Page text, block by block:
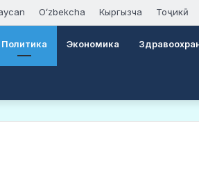
Oʻzbekcha Кыргызча Тоҷикӣ
Политика Экономика